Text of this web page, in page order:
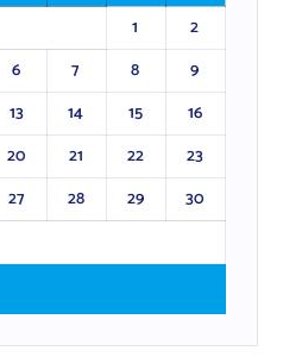
1
2
6 7 8
9
13 14 15
16
20 21 22
23
27 28 29
30